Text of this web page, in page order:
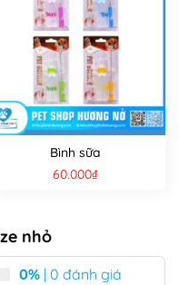
Bình sữa
60.000₫
nhỏ
0% | 0 đánh giá